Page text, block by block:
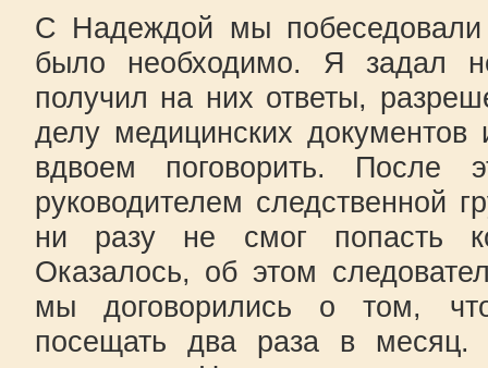
С Надеждой мы побеседовали
было необходимо. Я задал
получил на них ответы,
делу медицинских
вдвоем поговорить. После
руководителем следственной
ни разу не смог попасть
Оказалось, об этом
мы договорились о том,
посещать два раза в